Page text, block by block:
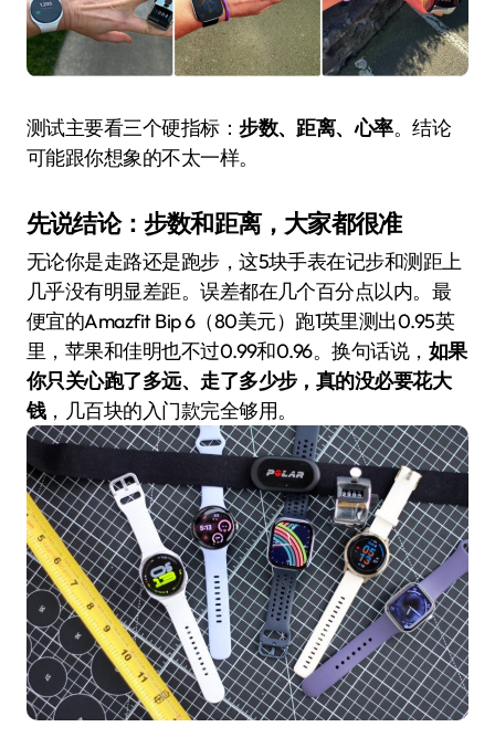
测试主要看三个硬指标：步数、距离、心率。结论
可能跟你想象的不太一样。
先说结论：步数和距离，大家都很准
无论你是走路还是跑步，这5块手表在记步和测距上
几乎没有明显差距。误差都在几个百分点以内。最
便宜的Amazfit Bip 6（80美元）跑1英里测出0.95英
里，苹果和佳明也不过0.99和0.96。换句话说， 如果
你只关心跑了多远、走了多少步，真的没必要花大
钱，几百块的入门款完全够用。